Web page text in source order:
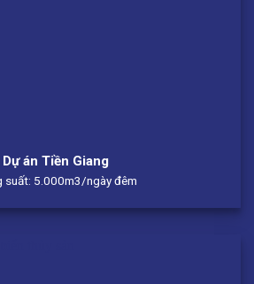
Dự án Tiền Giang
suất: 5.000m3/ngày đêm